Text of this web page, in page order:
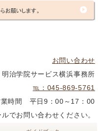
お問い合わせ
明治学院サービス横浜事務所
℡：045-869-5761
時間 平日9：00～17：00
でお問い合わせください。